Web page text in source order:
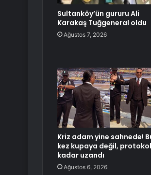
Sultanköy’ün gururu Ali
Karakaş Tuğgeneral oldu
Ağustos 7, 2026
Kriz adam yine sahnede!
kez kupaya değil,
kadar uzandı
Ağustos 6, 2026